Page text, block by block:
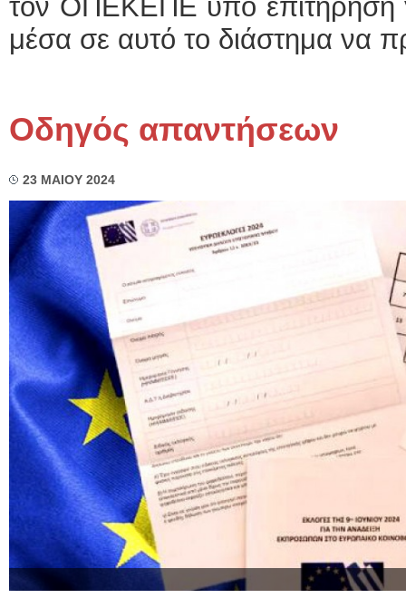
τον ΟΠΕΚΕΠΕ υπό επιτήρηση
μέσα σε αυτό το διάστημα να
Οδηγός απαντήσεων
23 ΜΑΙΟΥ 2024